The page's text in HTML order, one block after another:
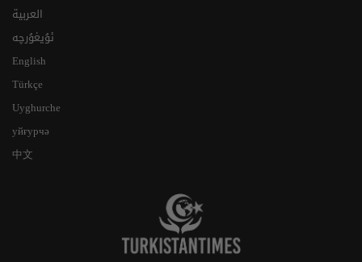
العربية
ئۇيغۇرچە
English
Türkçe
Uyghurche
уйғурчә
中文